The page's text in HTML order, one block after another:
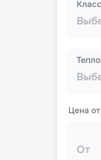
Цена
От